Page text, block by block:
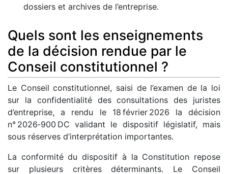
dossiers et archives de l’entreprise.
Quels sont les enseignements
de la décision rendue par le
Conseil constitutionnel ?
Le Conseil constitutionnel, saisi de l’examen de la loi
sur la confidentialité des consultations des juristes
d’entreprise, a rendu le 18 février 2026 la décision
n° 2026‑900 DC validant le dispositif législatif, mais
sous réserves d’interprétation importantes.
La conformité du dispositif à la Constitution repose
sur plusieurs critères déterminants. Le Conseil